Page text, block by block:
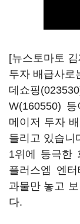
[뉴스토마토
투자 배급사로
데쇼핑
W(160550) 등
메이저 투자
들리고 있습니
1위에 등극한
플러스엠 엔
과물만 놓고
다.